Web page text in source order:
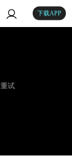
下载APP
试